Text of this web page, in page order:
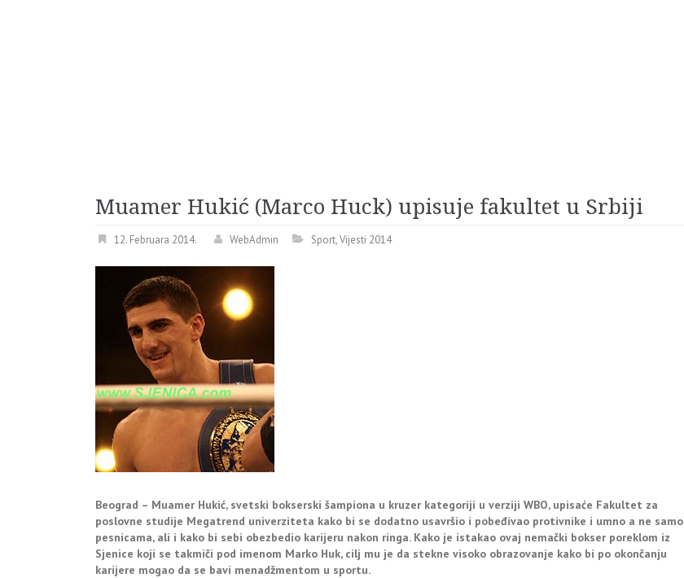
Muamer Hukić (Marco Huck) upisuje fakultet u Srbiji
12. Februara 2014. WebAdmin Sport,Vijesti 2014
Beograd – Muamer Hukić, svetski bokserski šampiona u kruzer kategoriji u verziji WBO, upisaće Fakultet za
poslovne studije Megatrend univerziteta kako bi se dodatno usavršio i pobeđivao protivnike i umno a ne samo
pesnicama, ali i kako bi sebi obezbedio karijeru nakon ringa. Kako je istakao ovaj nemački bokser poreklom iz
Sjenice koji se takmiči pod imenom Marko Huk, cilj mu je da stekne visoko obrazovanje kako bi po okončanju
karijere mogao da se bavi menadžmentom u sportu.